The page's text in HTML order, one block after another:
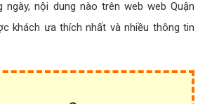
ngày, nội dung nào trên web web Quận
khách ưa thích nhất và nhiều thông tin